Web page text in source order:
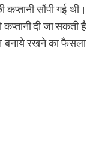
सौंपी गई थी।
दी जा सकती है
बनाये रखने का फैसला